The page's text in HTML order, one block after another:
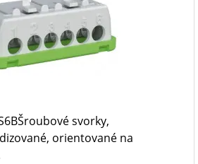
svorky,
orientované na